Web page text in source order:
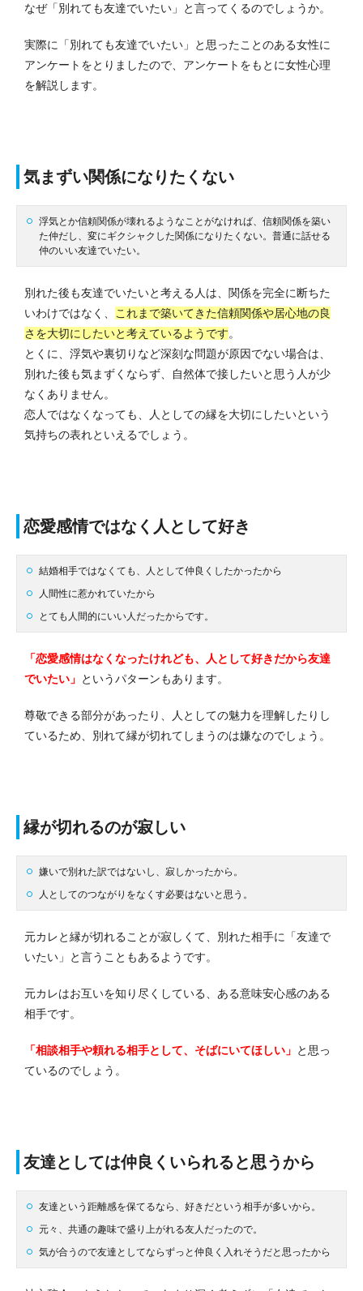
なぜ「別れても友達でいたい」と言ってくるのでしょうか。
実際に「別れても友達でいたい」と思ったことのある女性に
アンケートをとりましたので、アンケートをもとに女性心理
を解説します。
気まずい関係になりたくない
浮気とか信頼関係が壊れるようなことがなければ、信頼関係を築い
た仲だし、変にギクシャクした関係になりたくない。普通に話せる
仲のいい友達でいたい。
別れた後も友達でいたいと考える人は、関係を完全に断ちた
いわけではなく、
これまで築いてきた信頼関係や居心地の良
さを大切にしたいと考えているようです。
とくに、浮気や裏切りなど深刻な問題が原因でない場合は、
別れた後も気まずくならず、自然体で接したいと思う人が少
なくありません。
恋人ではなくなっても、人としての縁を大切にしたいという
気持ちの表れといえるでしょう。
恋愛感情ではなく人として好き
結婚相手ではなくても、人として仲良くしたかったから
人間性に惹かれていたから
とても人間的にいい人だったからです。
「恋愛感情はなくなったけれども、人として好きだから友達
でいたい」 というパターンもあります。
尊敬できる部分があったり、人としての魅力を理解したりし
ているため、別れて縁が切れてしまうのは嫌なのでしょう。
縁が切れるのが寂しい
嫌いで別れた訳ではないし、寂しかったから。
人としてのつながりをなくす必要はないと思う。
元カレと縁が切れることが寂しくて、別れた相手に「友達で
いたい」と言うこともあるようです。
元カレはお互いを知り尽くしている、ある意味安心感のある
相手です。
「相談相手や頼れる相手として、そばにいてほしい」 と思っ
ているのでしょう。
友達としては仲良くいられると思うから
友達という距離感を保てるなら、好きだという相手が多いから。
元々、共通の趣味で盛り上がれる友人だったので。
気が合うので友達としてならずっと仲良く入れそうだと思ったから